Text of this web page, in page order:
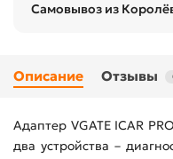
Самовывоз из
Описание Отзывы
Адаптер VGATE ICAR
два устройства –